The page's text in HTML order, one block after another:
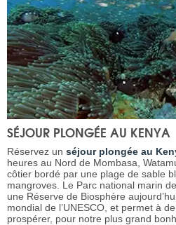
SÉJOUR PLONGÉE AU KENYA
Réservez un séjour plongée au
heures au Nord de Mombasa,
côtier bordé par une plage de sable
mangroves. Le Parc national marin
une Réserve de Biosphère
mondial de l’UNESCO, et permet à
prospérer, pour notre plus grand